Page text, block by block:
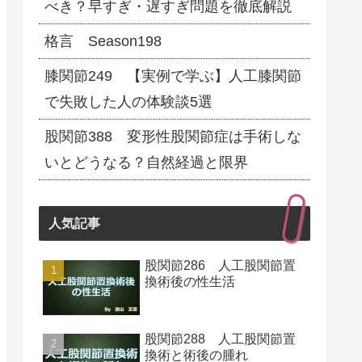
べき？早すぎ・遅すぎ問題を徹底解説
格言 Season198
膝関節249 【実例で学ぶ】人工膝関節
で失敗した人の体験談5選
股関節388 変形性股関節症は手術しな
いとどうなる？自然経過と限界
人気記事
股関節286 人工股関節置
換術後の性生活
股関節288 人工股関節置
換術と術後の腫れ